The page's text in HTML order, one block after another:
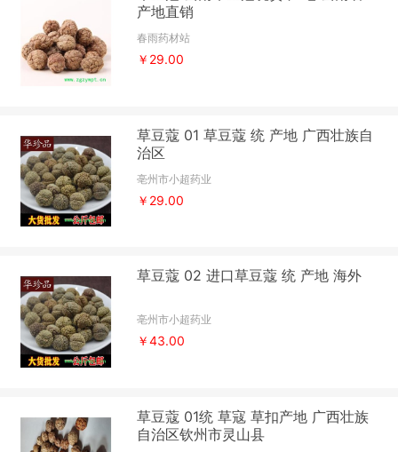
产地直销
春雨药材站
￥29.00
草豆蔻 01 草豆蔻 统 产地 广西壮族自
治区
亳州市小超药业
￥29.00
草豆蔻 02 进口草豆蔻 统 产地 海外
亳州市小超药业
￥43.00
草豆蔻 01统 草寇 草扣产地 广西壮族
自治区钦州市灵山县